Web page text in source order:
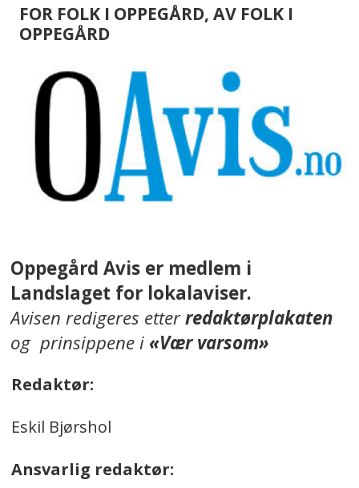
FOR FOLK I OPPEGÅRD, AV FOLK I
OPPEGÅRD
Oppegård Avis er medlem i
Landslaget for lokalaviser.
Avisen redigeres etterredaktørplakaten
og prinsippene i«Vær varsom»
Redaktør:
Eskil Bjørshol
Ansvarlig redaktør: